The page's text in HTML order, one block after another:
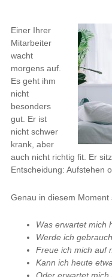
Einer Ihrer
Mitarbeiter
wacht
morgens auf.
Es geht ihm
nicht
besonders
gut. Er ist
nicht schwer
krank, aber
auch nicht richtig fit. Er
Entscheidung: Aufstehen
Genau in diesem Moment
Was erwartet mich
Werde ich
Freue ich mich auf
Kann ich heute